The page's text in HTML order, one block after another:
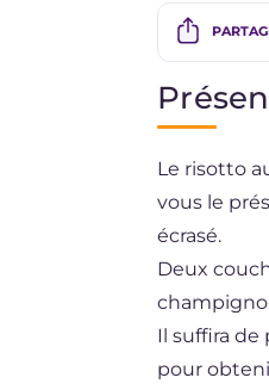
Le risotto
vous le
écrasé.
Deux
Il suffira de
pour